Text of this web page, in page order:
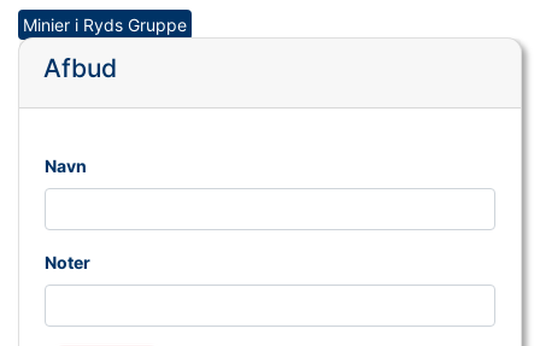
Minier i Ryds Gruppe
Afbud
Navn
Noter